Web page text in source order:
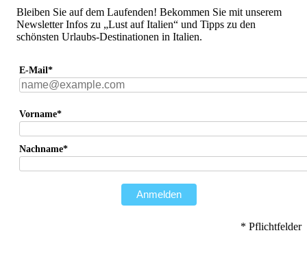
Bleiben Sie auf dem Laufenden! Bekommen Sie mit unserem
Newsletter Infos zu „Lust auf Italien“ und Tipps zu den
schönsten Urlaubs-Destinationen in Italien.
E-Mail*
Vorname*
Nachname*
Anmelden
* Pflichtfelder